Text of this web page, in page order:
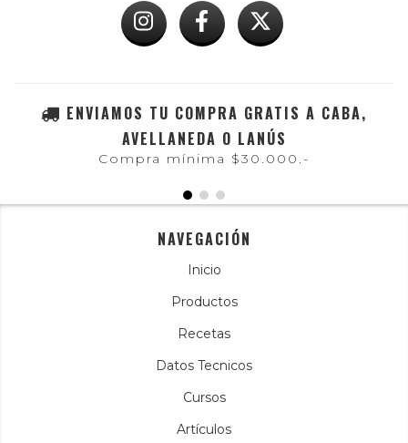
ENVIAMOS TU COMPRA GRATIS A CABA,
AVELLANEDA O LANÚS
Compra mínima $30.000.-
NAVEGACIÓN
Inicio
Productos
Recetas
Datos Tecnicos
Cursos
Artículos